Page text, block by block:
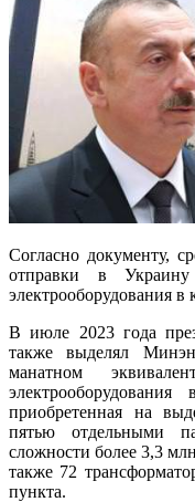
Согласно документу,
отправки в Украину
электрооборудования
В июле 2023 года
также выделял
манатном
приобретенная на
пятью отдельными
сложности более 3,3
также 72
пункта.